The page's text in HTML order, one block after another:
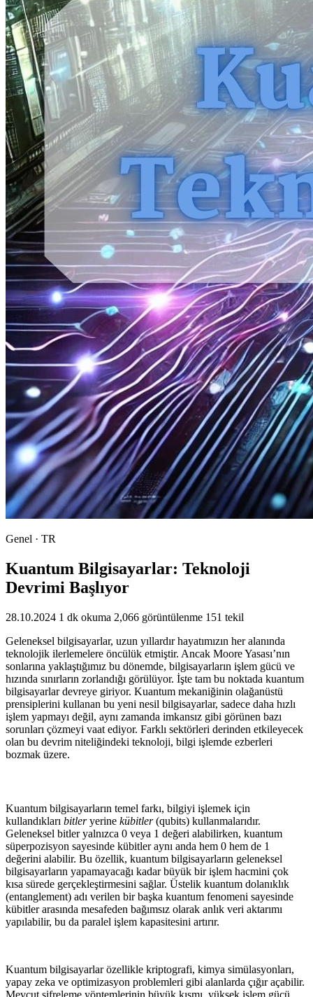
Genel · TR
Kuantum Bilgisayarlar: Teknoloji
Devrimi Başlıyor
28.10.2024 1 dk okuma 2,066 görüntülenme 151 tekil
Geleneksel bilgisayarlar, uzun yıllardır hayatımızın her alanında
teknolojik ilerlemelere öncülük etmiştir. Ancak Moore Yasası’nın
sonlarına yaklaştığımız bu dönemde, bilgisayarların işlem gücü ve
hızında sınırların zorlandığı görülüyor. İşte tam bu noktada kuantum
bilgisayarlar devreye giriyor. Kuantum mekaniğinin olağanüstü
prensiplerini kullanan bu yeni nesil bilgisayarlar, sadece daha hızlı
işlem yapmayı değil, aynı zamanda imkansız gibi görünen bazı
sorunları çözmeyi vaat ediyor. Farklı sektörleri derinden etkileyecek
olan bu devrim niteliğindeki teknoloji, bilgi işlemde ezberleri
bozmak üzere.
Kuantum bilgisayarların temel farkı, bilgiyi işlemek için
kullandıkları bitleryerine kübitler(qubits) kullanmalarıdır.
Geleneksel bitler yalnızca 0 veya 1 değeri alabilirken, kuantum
süperpozisyon sayesinde kübitler aynı anda hem 0 hem de 1
değerini alabilir. Bu özellik, kuantum bilgisayarların geleneksel
bilgisayarların yapamayacağı kadar büyük bir işlem hacmini çok
kısa sürede gerçekleştirmesini sağlar. Üstelik kuantum dolanıklık
(entanglement) adı verilen bir başka kuantum fenomeni sayesinde
kübitler arasında mesafeden bağımsız olarak anlık veri aktarımı
yapılabilir, bu da paralel işlem kapasitesini artırır.
Kuantum bilgisayarlar özellikle kriptografi, kimya simülasyonları,
yapay zeka ve optimizasyon problemleri gibi alanlarda çığır açabilir.